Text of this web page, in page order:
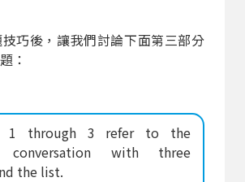
巧後，讓我們討論下面第三部分
：
1 through 3 refer to the
conversation with three
the list.